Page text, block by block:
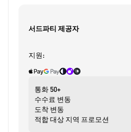
서드파티 제공자
지원:
통화 50+
수수료 변동
도착 변동
적합 대상 지역 프로모션